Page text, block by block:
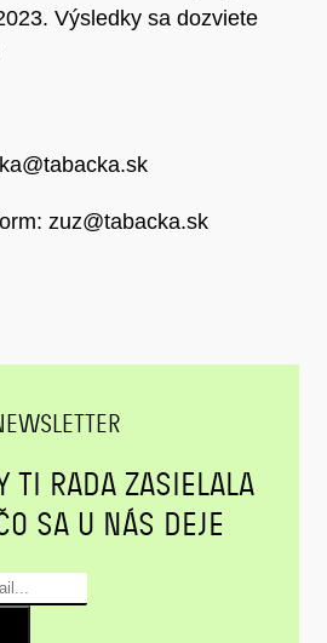
Výsledky sa dozviete
zuz@tabacka.sk
TI RADA ZASIELALA
SA U NÁS DEJE